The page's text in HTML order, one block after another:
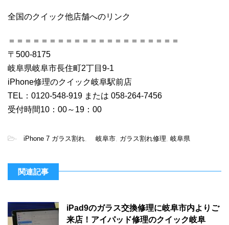
全国のクイック他店舗へのリンク
＝＝＝＝＝＝＝＝＝＝＝＝＝＝＝＝＝＝＝＝＝
〒500-8175
岐阜県岐阜市長住町2丁目9-1
iPhone修理のクイック岐阜駅前店
TEL：0120-548-919 または 058-264-7456
受付時間10：00～19：00
- iPhone 7 ガラス割れ 岐阜市 ガラス割れ修理 岐阜県
関連記事
iPad9のガラス交換修理に岐阜市内よりご
来店！アイパッド修理のクイック岐阜